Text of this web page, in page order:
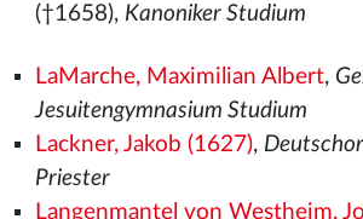
(†1658), Kanoniker Studium
LaMarche, Maximilian Albert,
Jesuitengymnasium Studium
Lackner, Jakob (1627),
Priester
Langenmantel von Westheim,